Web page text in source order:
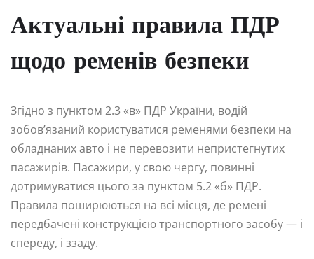
Актуальні правила ПДР
щодо ременів безпеки
Згідно з пунктом 2.3 «в» ПДР України, водій
зобов’язаний користуватися ременями безпеки на
обладнаних авто і не перевозити непристегнутих
пасажирів. Пасажири, у свою чергу, повинні
дотримуватися цього за пунктом 5.2 «б» ПДР.
Правила поширюються на всі місця, де ремені
передбачені конструкцією транспортного засобу — і
спереду, і ззаду.